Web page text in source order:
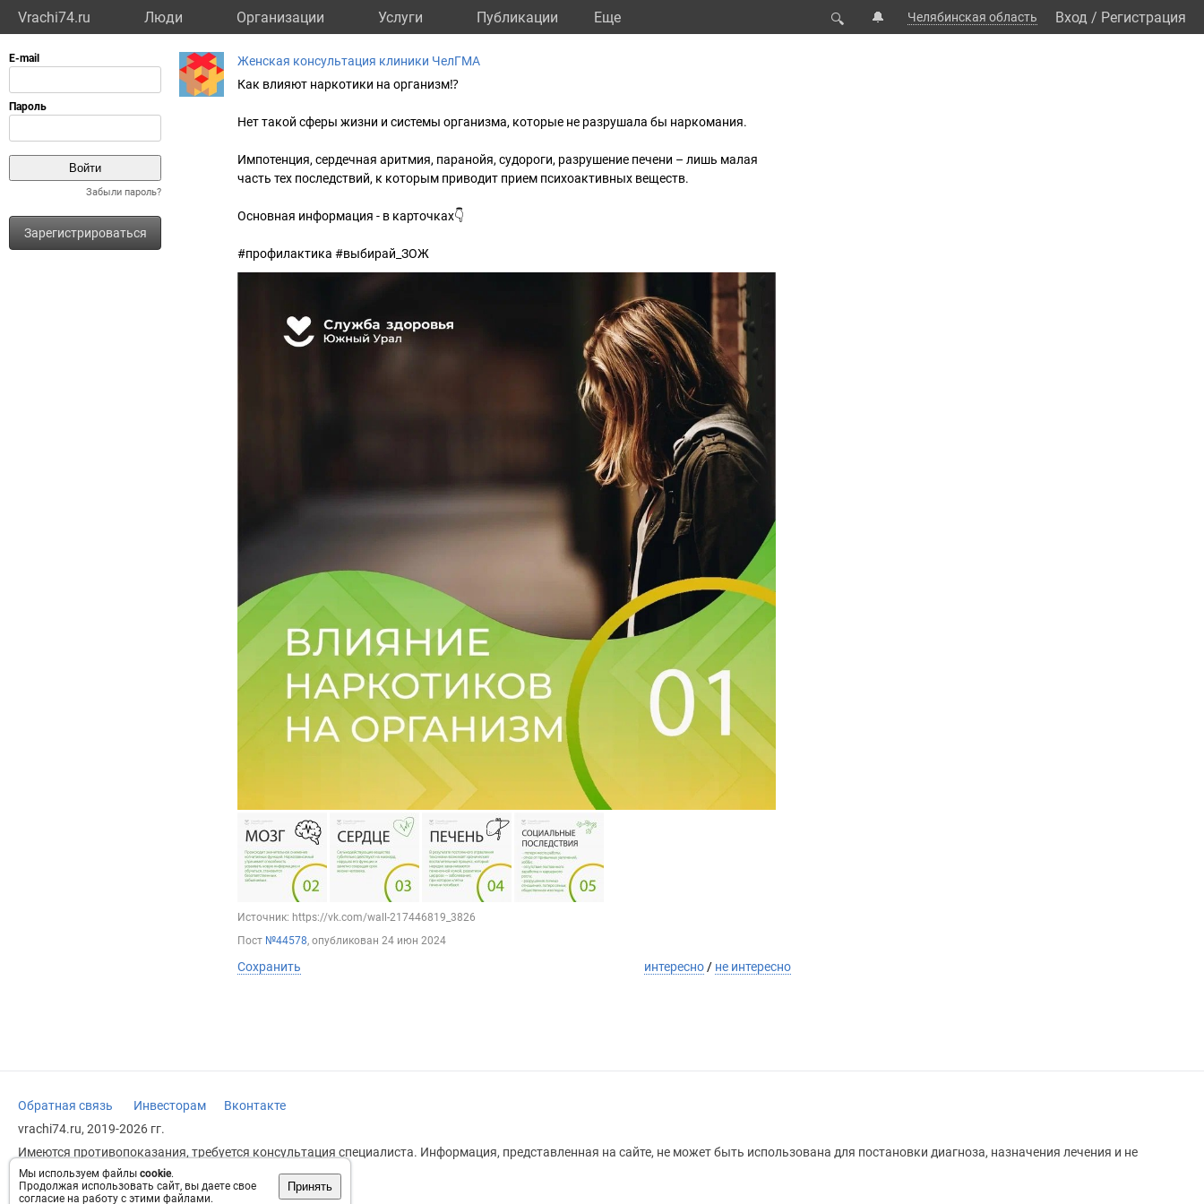
Vrachi74.ru Люди Организации Услуги Публикации Eще 🔍 🔔 Челябинская область Вход / Регистрация
Забыли пароль?
Зарегистрироваться
Мы используем файлы cookie.
Продолжая использовать сайт, вы даете свое
согласие на работу с этими файлами.
Принять
Женская консультация клиники ЧелГМА
Как влияют наркотики на организм⁉
Нет такой сферы жизни и системы организма, которые не разрушала бы наркомания.
Импотенция, сердечная аритмия, паранойя, судороги, разрушение печени – лишь малая
часть тех последствий, к которым приводит прием психоактивных веществ.
Основная информация - в карточках👇
#профилактика #выбирай_ЗОЖ
Источник: https://vk.com/wall-217446819_3826
Пост №44578, опубликован 24 июн 2024
Сохранить интересно / не интересно
Обратная связь Инвесторам
Вконтакте
vrachi74.ru, 2019-2026 гг.
Имеются противопоказания, требуется консультация специалиста. Информация, представленная на сайте, не может быть использована для постановки диагноза, назначения лечения и не
заменяет прием врача.
Возрастное ограничение: 18+